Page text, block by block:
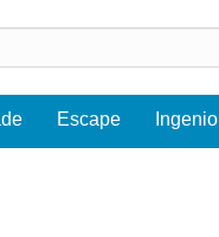
Escape Ingenio